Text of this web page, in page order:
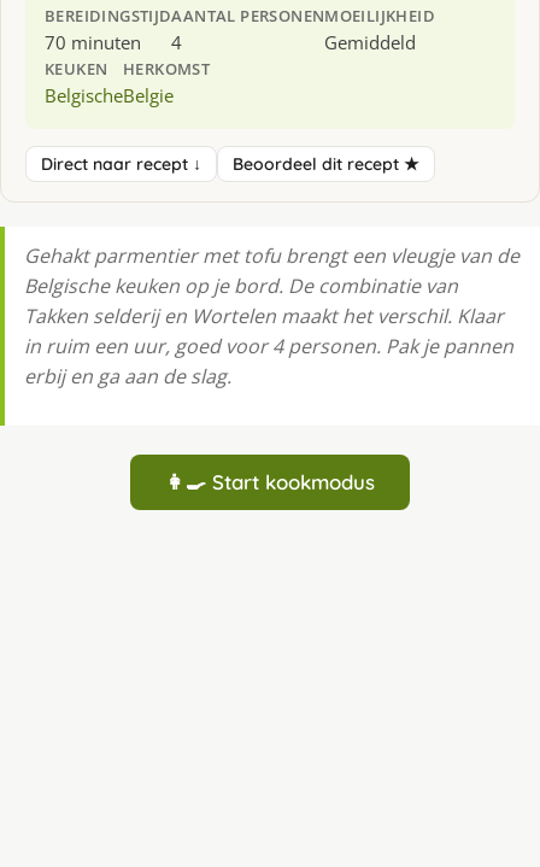
BEREIDINGSTIJD
70 minuten
AANTAL PERSONEN
4
MOEILIJKHEID
Gemiddeld
KEUKEN
Belgische
HERKOMST
Belgie
Direct naar recept ↓ Beoordeel dit recept ★
Gehakt parmentier met tofu brengt een vleugje van de
Belgische keuken op je bord. De combinatie van
Takken selderij en Wortelen maakt het verschil. Klaar
in ruim een uur, goed voor 4 personen. Pak je pannen
erbij en ga aan de slag.
👩‍🍳 Start kookmodus